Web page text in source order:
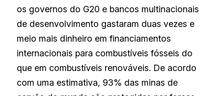
os governos do G20 e bancos multinacionais
de desenvolvimento gastaram duas vezes e
meio mais dinheiro em financiamentos
internacionais para combustíveis fósseis do
que em combustíveis renováveis. De acordo
com uma estimativa, 93% das minas de